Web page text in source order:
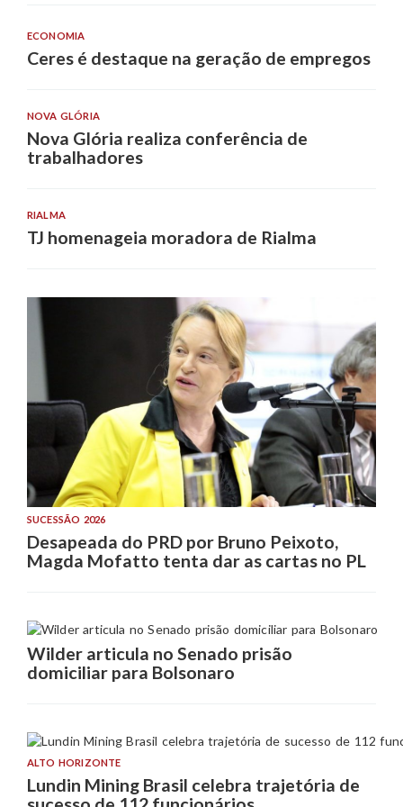
ECONOMIA
Ceres é destaque na geração de empregos
NOVA GLÓRIA
Nova Glória realiza conferência de
trabalhadores
RIALMA
TJ homenageia moradora de Rialma
SUCESSÃO 2026
Desapeada do PRD por Bruno Peixoto,
Magda Mofatto tenta dar as cartas no PL
Wilder articula no Senado prisão
domiciliar para Bolsonaro
ALTO HORIZONTE
Lundin Mining Brasil celebra trajetória de